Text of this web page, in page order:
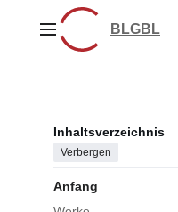
springenHauptmenüBLGBL
Inhaltsverzeichnis
Verbergen
Anfang